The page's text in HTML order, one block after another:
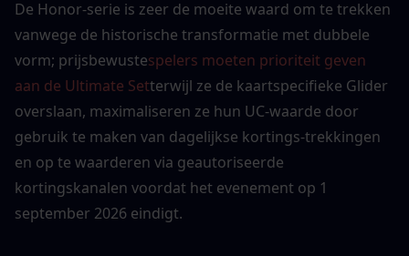
De Honor-serie is zeer de moeite waard om te trekken
vanwege de historische transformatie met dubbele
vorm; prijsbewustespelers moeten prioriteit geven
aan de Ultimate Setterwijl ze de kaartspecifieke Glider
overslaan, maximaliseren ze hun UC-waarde door
gebruik te maken van dagelijkse kortings-trekkingen
en op te waarderen via geautoriseerde
kortingskanalen voordat het evenement op 1
september 2026 eindigt.